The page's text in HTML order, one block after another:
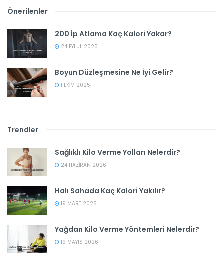
Önerilenler
200 İp Atlama Kaç Kalori Yakar?
24 EYLÜL 2025
Boyun Düzleşmesine Ne İyi Gelir?
1 EKIM 2025
Trendler
Sağlıklı Kilo Verme Yolları Nelerdir?
24 HAZIRAN 2026
Halı Sahada Kaç Kalori Yakılır?
19 MART 2025
Yağdan Kilo Verme Yöntemleri Nelerdir?
19 MAYIS 2026